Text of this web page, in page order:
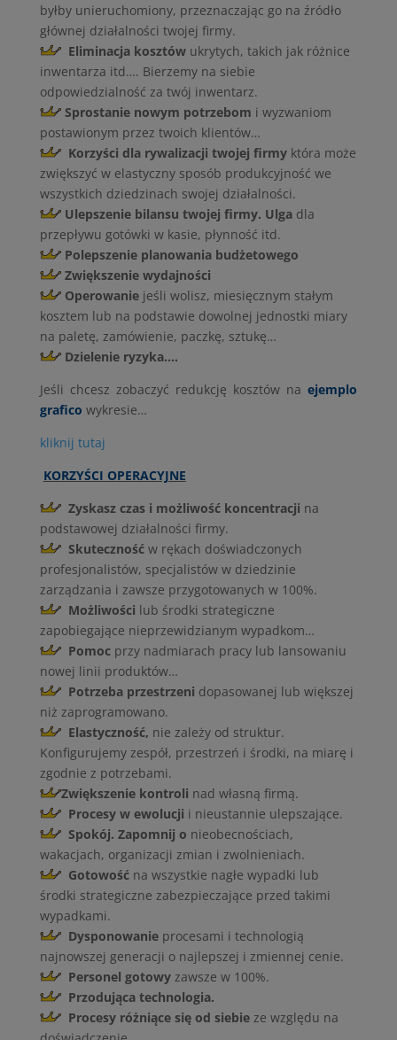
byłby unieruchomiony, przeznaczając go na źródło
głównej działalności twojej firmy.
Eliminacja kosztówukrytych, takich jak różnice
inwentarza itd…. Bierzemy na siebie
odpowiedzialność za twój inwentarz.
Sprostanie nowym potrzebom i wyzwaniom
postawionym przez twoich klientów…
Korzyści dla rywalizacji twojej firmy która może
zwiększyć w elastyczny sposób produkcyjność we
wszystkich dziedzinach swojej działalności.
Ulepszenie bilansu twojej firmy. Ulgadla
przepływu gotówki w kasie, płynność itd.
Polepszenie planowania budżetowego
Zwiększenie wydajności
Operowanie jeśli wolisz, miesięcznym stałym
kosztem lub na podstawie dowolnej jednostki miary
na paletę, zamówienie, paczkę, sztukę…
Dzielenie ryzyka….
Jeśli chcesz zobaczyć redukcję kosztów naejemplo
grafico wykresie…
kliknij tutaj
KORZYŚCI OPERACYJNE
Zyskasz czas i możliwość koncentracji na
podstawowej działalności firmy.
Skuteczność w rękach doświadczonych
profesjonalistów, specjalistów w dziedzinie
zarządzania i zawsze przygotowanych w 100%.
Możliwości lub środki strategiczne
zapobiegające nieprzewidzianym wypadkom…
Pomoc przy nadmiarach pracy lub lansowaniu
nowej linii produktów…
Potrzeba przestrzeni dopasowanej lub większej
niż zaprogramowano.
Elastyczność, nie zależy od struktur.
Konfigurujemy zespół, przestrzeń i środki, na miarę i
zgodnie z potrzebami.
Zwiększenie kontroli nad własną firmą.
Procesy w ewolucji i nieustannie ulepszające.
Spokój. Zapomnij o nieobecnościach,
wakacjach, organizacji zmian i zwolnieniach.
Gotowość na wszystkie nagłe wypadki lub
środki strategiczne zabezpieczające przed takimi
wypadkami.
Dysponowanieprocesami i technologią
najnowszej generacji o najlepszej i zmiennej cenie.
Personel gotowyzawsze w 100%.
Przodująca technologia.
Procesy różniące się od siebie ze względu na